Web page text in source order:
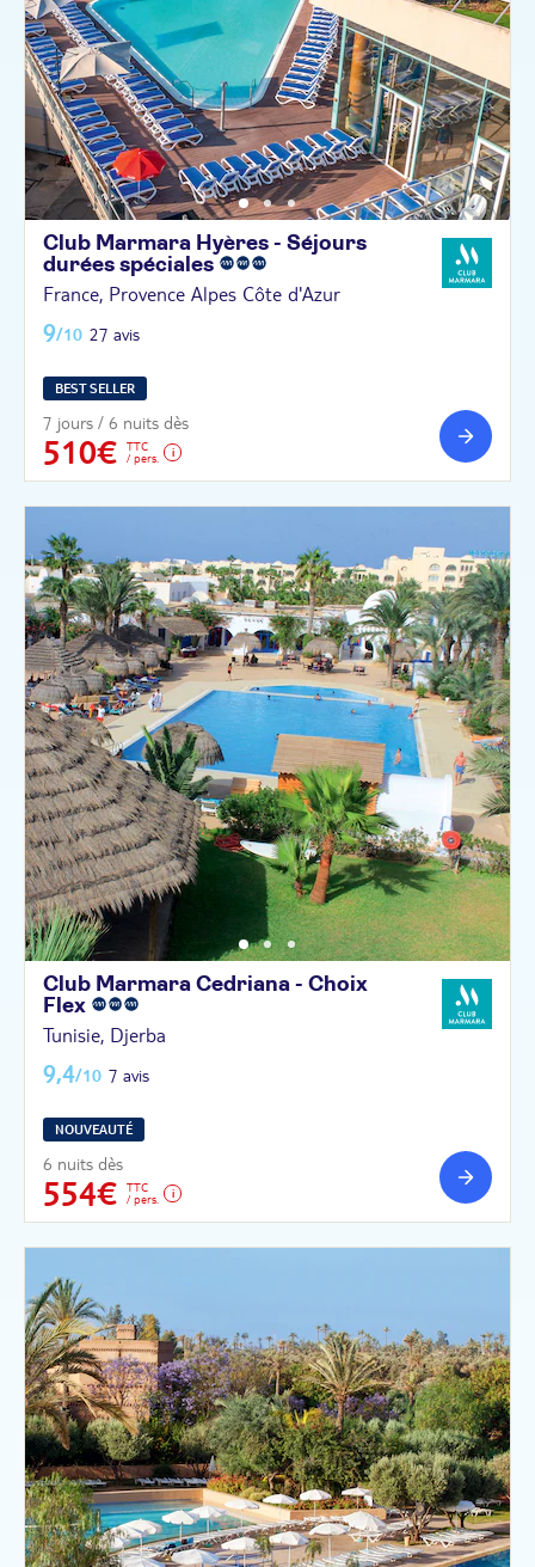
Club Marmara Hyères - Séjours
durées spéciales
France, Provence Alpes Côte d'Azur
9/10 27 avis
BEST SELLER
7 jours / 6 nuits dès
510€
TTC
/ pers.
Club Marmara Cedriana - Choix
Flex
Tunisie, Djerba
9,4/10 7 avis
NOUVEAUTÉ
6 nuits dès
554€
TTC
/ pers.